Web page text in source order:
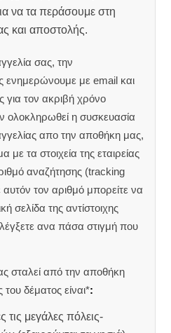
να τα περάσουμε στη
και αποστολής.
σας, την
ενημερώνουμε με email και
για τον ακριβή χρόνο
ολοκληρωθεί η συσκευασία
απο την αποθήκη μας,
με τα στοιχεία της εταιρείας
αναζήτησης (tracking
τον αριθμό μπορείτε να
σελίδα της αντίστοιχης
ανα πάσα στιγμή που
σταλεί από την αποθήκη
δέματος είναι*:
μεγάλες πόλεις-